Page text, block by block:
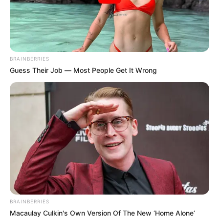
GUAJIRA
RIOHACHA
MANTÉNGASE EN ALERTA
Tenemos todas las noticias que le
favor, active las notificaciones de Alerta.
ACTIVAR AHORA
TEMAS DESTACADOS
EMERGENCIAS POR LLUVIAS
FUERTES LLUVIAS
LIGA BETPLAY
METRO DE MEDELLÍN
BRAINBERRIES
Guess Their Job — Most People Get It Wrong
BRAINBERRIES
Macaulay Culkin's Own Version Of The New ‘Home Alone’